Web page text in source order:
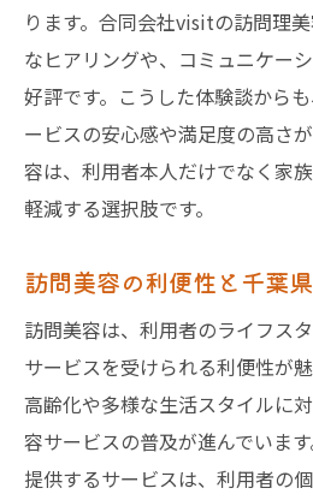
ります。合同会社visitの訪問理
なヒアリングや、コミュニケー
好評です。こうした体験談から
ービスの安心感や満足度の高さ
容は、利用者本人だけでなく家
軽減する選択肢です。
訪問美容の利便性と千葉
訪問美容は、利用者のライフス
サービスを受けられる利便性が
高齢化や多様な生活スタイルに
容サービスの普及が進んでいま
提供するサービスは、利用者の